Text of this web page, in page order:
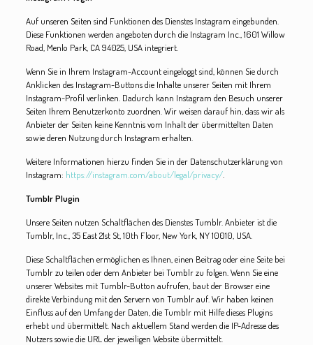
Auf unseren Seiten sind Funktionen des Dienstes Instagram eingebunden.
Diese Funktionen werden angeboten durch die Instagram Inc., 1601 Willow
Road, Menlo Park, CA 94025, USA integriert.
Wenn Sie in Ihrem Instagram-Account eingeloggt sind, können Sie durch
Anklicken des Instagram-Buttons die Inhalte unserer Seiten mit Ihrem
Instagram-Profil verlinken. Dadurch kann Instagram den Besuch unserer
Seiten Ihrem Benutzerkonto zuordnen. Wir weisen darauf hin, dass wir als
Anbieter der Seiten keine Kenntnis vom Inhalt der übermittelten Daten
sowie deren Nutzung durch Instagram erhalten.
Weitere Informationen hierzu finden Sie in der Datenschutzerklärung von
Instagram: https://instagram.com/about/legal/privacy/.
Tumblr Plugin
Unsere Seiten nutzen Schaltflächen des Dienstes Tumblr. Anbieter ist die
Tumblr, Inc., 35 East 21st St, 10th Floor, New York, NY 10010, USA.
Diese Schaltflächen ermöglichen es Ihnen, einen Beitrag oder eine Seite bei
Tumblr zu teilen oder dem Anbieter bei Tumblr zu folgen. Wenn Sie eine
unserer Websites mit Tumblr-Button aufrufen, baut der Browser eine
direkte Verbindung mit den Servern von Tumblr auf. Wir haben keinen
Einfluss auf den Umfang der Daten, die Tumblr mit Hilfe dieses Plugins
erhebt und übermittelt. Nach aktuellem Stand werden die IP-Adresse des
Nutzers sowie die URL der jeweiligen Website übermittelt.